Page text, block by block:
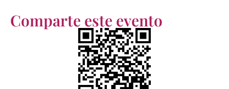
Comparte este evento